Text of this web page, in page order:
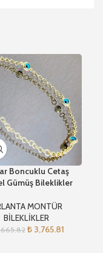
Boncuklu Cetaş
Gümüş Bileklikler
MONTÜR
BİLEKLİKLER
₺3,765.81